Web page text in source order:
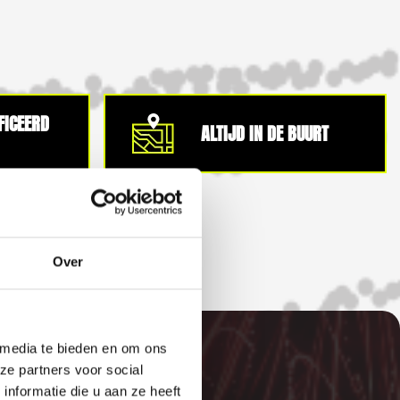
Over
te bieden en om ons
partners voor social
die u aan ze heeft
ALTIJD IN DE BUURT